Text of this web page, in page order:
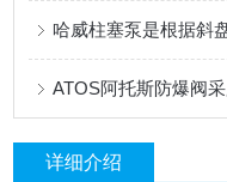
哈威柱塞泵是根据斜
ATOS阿托斯防爆阀
详细介绍